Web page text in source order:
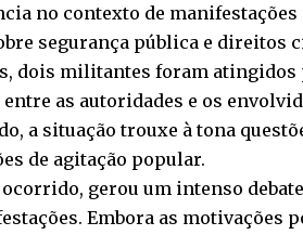
no contexto de
segurança pública e direitos
dois militantes foram atingidos
as autoridades e os
a situação trouxe à tona
de agitação popular.
gerou um intenso
Embora as motivações